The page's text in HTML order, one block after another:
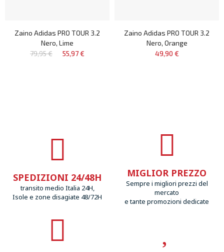
Zaino Adidas PRO TOUR 3.2
Nero, Lime
79,95 €
55,97 €
Zaino Adidas PRO TOUR 3.2
Nero, Orange
49,90 €
SPEDIZIONI 24/48H
transito medio Italia 24H,
Isole e zone disagiate 48/72H
MIGLIOR PREZZO
Sempre i migliori prezzi del
mercato
e tante promozioni dedicate